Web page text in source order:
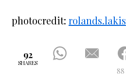
photocredit: rolands.lakis
92
SHARES
88